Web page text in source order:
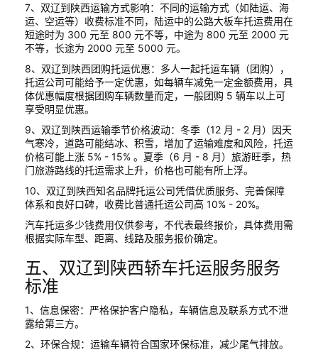
7、双辽到陕西运输方式影响：不同的运输方式（如陆运、海
运、空运等）收费标准不同，陆运中的公路大板车托运费用在
短途时为 300 元至 800 元不等，中途为 800 元至 2000 元
不等，长途为 2000 元至 5000 元。
8、双辽到陕西团购托运优惠：多人一起托运车辆（团购），
托运公司可能给予一定优惠，如每辆车减免一定金额费用，具
体优惠幅度根据团购车辆数量而定，一般团购 5 辆车以上可
享受明显优惠。
9、双辽到陕西运输季节价格波动：冬季（12 月 - 2 月）因天
气寒冷，道路可能结冰、积雪，增加了运输难度和风险，托运
价格可能上涨 5% - 15% 。夏季（6 月 - 8 月）旅游旺季，热
门旅游路线的托运需求上升，价格也可能有所上浮。
10、双辽到陕西知名品牌托运公司凭借优质服务、完善保障
体系和良好口碑，收费比普通托运公司高 10% - 20%。
汽车托运多少钱费用仅供参考，不代表最终报价，具体费用需
根据实际车型、距离、线路及服务报价确定。
五、双辽到陕西轿车托运服务服务
标准
1、信息保密：严格保护客户隐私，车辆信息及联系方式不泄
露给第三方。
2、环保合规：运输车辆符合国家环保标准，减少尾气排放。